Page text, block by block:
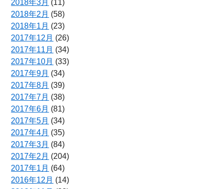
2018年3月 (11)
2018年2月 (58)
2018年1月 (23)
2017年12月 (26)
2017年11月 (34)
2017年10月 (33)
2017年9月 (34)
2017年8月 (39)
2017年7月 (38)
2017年6月 (81)
2017年5月 (34)
2017年4月 (35)
2017年3月 (84)
2017年2月 (204)
2017年1月 (64)
2016年12月 (14)